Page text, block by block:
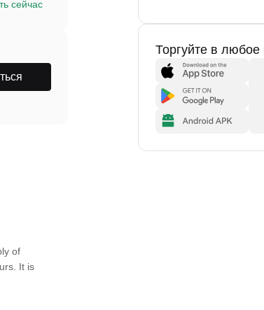
сейчас
of
It is
Торгуйте в любое